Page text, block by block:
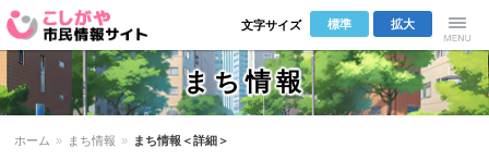
こしがや市
民情報サイ
Menu
拡大
標準
文字サイズ
まち情報
ホーム » まち情報 » まち情報＜詳細＞